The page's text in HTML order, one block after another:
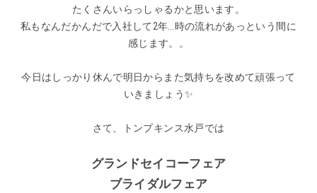
たくさんいらっしゃるかと思います。
私もなんだかんだで入社して2年…時の流れがあっという間に
感じます。。
今日はしっかり休んで明日からまた気持ちを改めて頑張って
いきましょう✨
さて、トンプキンス水戸では
グランドセイコーフェア
ブライダルフェア